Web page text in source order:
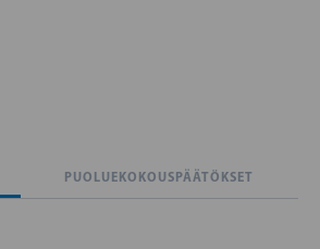
PUOLUEKOKOUSPÄÄTÖKSET